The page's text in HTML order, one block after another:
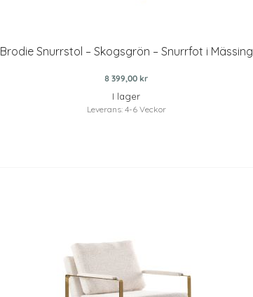
Brodie Snurrstol – Skogsgrön – Snurrfot i Mässing
8 399,00 kr
I lager
Leverans: 4-6 Veckor